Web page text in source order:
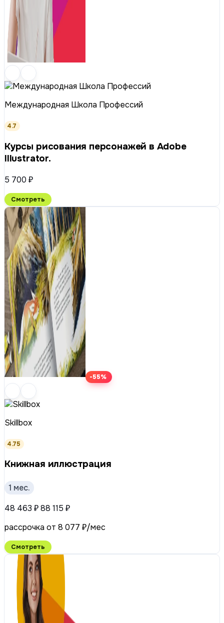
Международная Школа Профессий
4.7
Курсы рисования персонажей в Adobe
Illustrator.
5 700 ₽
Смотреть
-55%
Skillbox
4.75
Книжная иллюстрация
1 мес.
48 463 ₽88 115 ₽
рассрочка от 8 077 ₽/мес
Смотреть